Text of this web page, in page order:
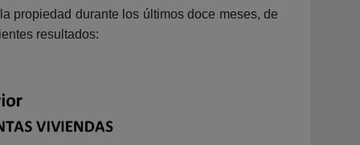
propiedad durante los últimos doce meses, de
resultados: